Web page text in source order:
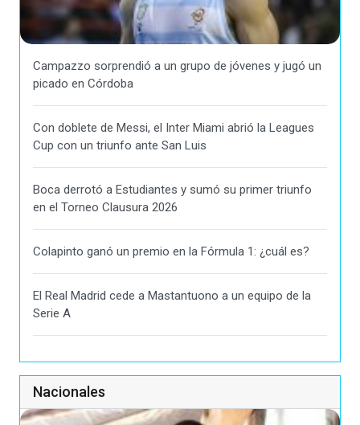
Campazzo sorprendió a un grupo de jóvenes y jugó un
picado en Córdoba
Con doblete de Messi, el Inter Miami abrió la Leagues
Cup con un triunfo ante San Luis
Boca derrotó a Estudiantes y sumó su primer triunfo
en el Torneo Clausura 2026
Colapinto ganó un premio en la Fórmula 1: ¿cuál es?
El Real Madrid cede a Mastantuono a un equipo de la
Serie A
Nacionales